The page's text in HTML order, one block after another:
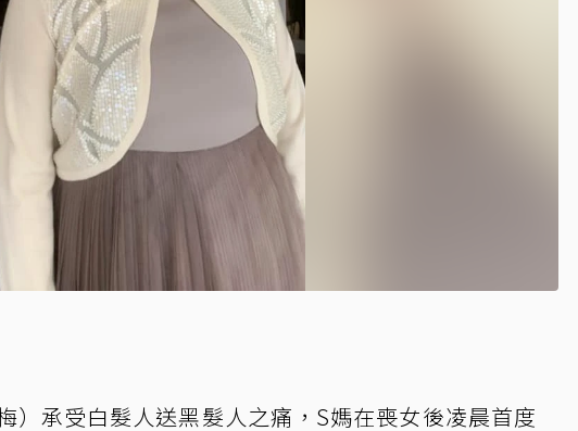
）承受白髮人送黑髮人之痛，S媽在喪女後凌晨首度